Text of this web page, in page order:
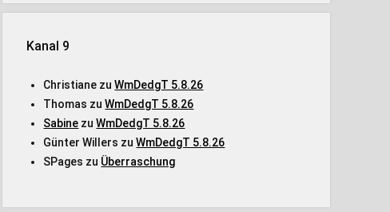
Kanal 9
Christiane zuWmDedgT 5.8.26
Thomas zuWmDedgT 5.8.26
Sabine zuWmDedgT 5.8.26
Günter Willers zuWmDedgT 5.8.26
SPages zu Überraschung